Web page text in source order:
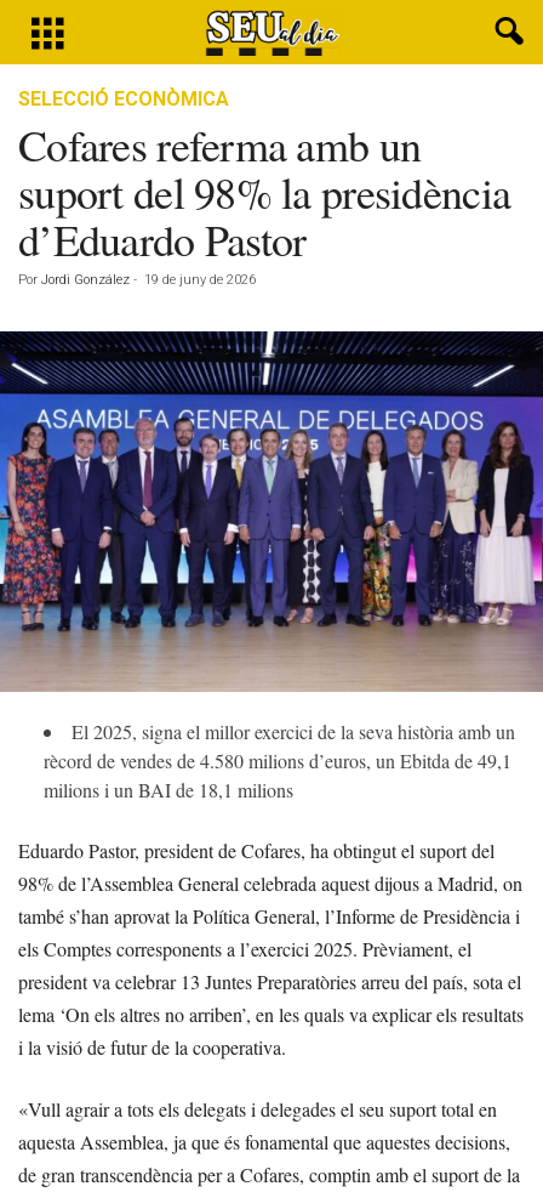
SELECCIÓ ECONÒMICA
Cofares referma amb un
suport del 98% la presidència
d’Eduardo Pastor
Por Jordi González - 19 de juny de 2026
El 2025, signa el millor exercici de la seva història amb un
rècord de vendes de 4.580 milions d’euros, un Ebitda de 49,1
milions i un BAI de 18,1 milions
Eduardo Pastor, president de Cofares, ha obtingut el suport del
98% de l’Assemblea General celebrada aquest dijous a Madrid, on
també s’han aprovat la Política General, l’Informe de Presidència i
els Comptes corresponents a l’exercici 2025. Prèviament, el
president va celebrar 13 Juntes Preparatòries arreu del país, sota el
lema ‘On els altres no arriben’, en les quals va explicar els resultats
i la visió de futur de la cooperativa.
«Vull agrair a tots els delegats i delegades el seu suport total en
aquesta Assemblea, ja que és fonamental que aquestes decisions,
de gran transcendència per a Cofares, comptin amb el suport de la